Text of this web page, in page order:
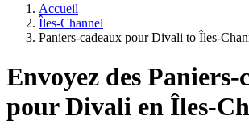
Accueil
Îles-Channel
Paniers-cadeaux pour Divali to Îles-
Envoyez des Paniers-
pour Divali en Îles-